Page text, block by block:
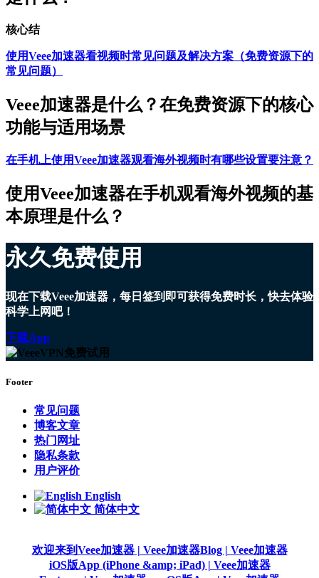
核心结
使用Veee加速器看视频时常见问题及解决方案（免费资源下的
常见问题）
Veee加速器是什么？在免费资源下的核心
功能与适用场景
在手机上使用Veee加速器观看海外视频时有哪些设置要注意？
使用Veee加速器在手机观看海外视频的基
本原理是什么？
永久免费使用
现在下载Veee加速器，每日签到即可获得免费时长，快去体验
科学上网吧！
下载App
Footer
常见问题
博客文章
热门网址
隐私条款
用户评价
English
简体中文
欢迎来到Veee加速器 | Veee加速器Blog | Veee加速器
iOS版App (iPhone &amp; iPad) | Veee加速器